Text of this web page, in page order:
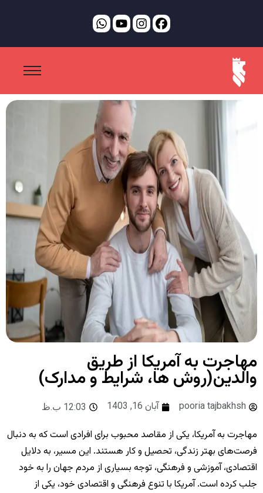
مهاجرت به آمریکا از طریق
والدین(روش ها، شرایط و مدارک)
pooria tajbakhsh آبان 16, 1403 12:03 ب.ظ
مهاجرت به آمریکا، یکی از مقاصد محبوب برای افرادی است که به دنبال
فرصت‌های بهتر زندگی، تحصیل و کار هستند. این مسیر، به دلایل
اقتصادی، آموزشی و فرهنگی، توجه بسیاری از مردم جهان را به خود
جلب کرده است. آمریکا با تنوع فرهنگی و اقتصادی خود، یکی از